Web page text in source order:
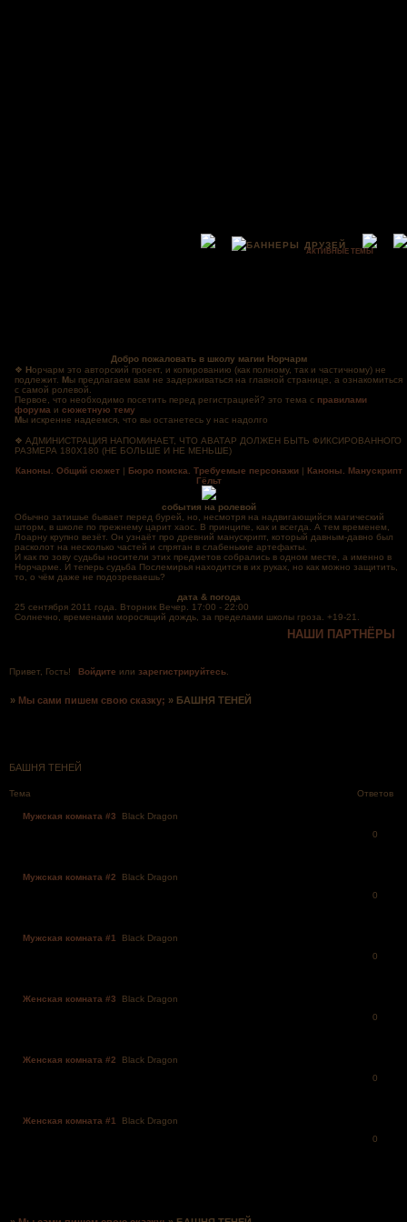
АКТИВНЫЕ ТЕМЫ
Добро пожаловать в школу магии Норчарм
❖Норчарм это авторский проект, и копированию (как полному, так и частичному) не
подлежит.Мы предлагаем вам не задерживаться на главной странице, а ознакомиться
с самой ролевой.
Первое, что необходимо посетить перед регистрацией? это тема с правилами
форума исюжетную тему
Мы искренне надеемся, что вы останетесь у нас надолго
❖ АДМИНИСТРАЦИЯ НАПОМИНАЕТ, ЧТО АВАТАР ДОЛЖЕН БЫТЬ ФИКСИРОВАННОГО
РАЗМЕРА 180Х180 (НЕ БОЛЬШЕ И НЕ МЕНЬШЕ)
Каноны. Общий сюжет| Бюро поиска. Требуемые персонажи| Каноны. Манускрипт
Гёльт
события на ролевой
Обычно затишье бывает перед бурей, но, несмотря на надвигающийся магический
шторм, в школе по прежнему царит хаос. В принципе, как и всегда. А тем временем,
Лоарну крупно везёт. Он узнаёт про древний манускрипт, который давным-давно был
расколот на несколько частей и спрятан в слабенькие артефакты.
И как по зову судьбы носители этих предметов собрались в одном месте, а именно в
Норчарме. И теперь судьба Послемирья находится в их руках, но как можно защитить,
то, о чём даже не подозреваешь?
дата & погода
25 сентября 2011 года. Вторник Вечер. 17:00 - 22:00
Солнечно, временами моросящий дождь, за пределами школы гроза. +19-21.
НАШИ ПАРТНЁРЫ
Привет, Гость! Войдите илизарегистрируйтесь.
» Мы сами пишем свою сказку; » БАШНЯ ТЕНЕЙ
БАШНЯ ТЕНЕЙ
Тема Ответов
Мужская комната #3
Black Dragon
0
Мужская комната #2
Black Dragon
0
Мужская комната #1
Black Dragon
0
Женская комната #3
Black Dragon
0
Женская комната #2
Black Dragon
0
Женская комната #1
Black Dragon
0